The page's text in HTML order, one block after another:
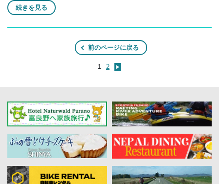
続きを見る
前のページに戻る
1 2 ▶